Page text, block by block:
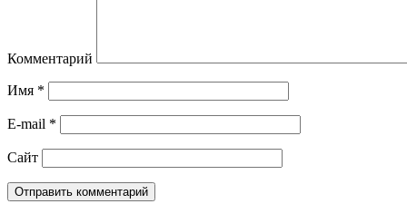
Комментарий
Имя *
E-mail *
Сайт